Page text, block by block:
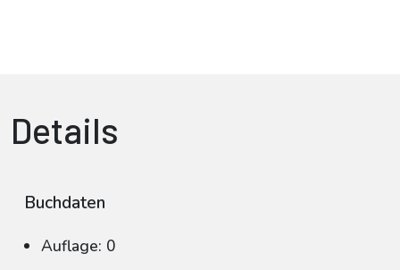
Details
Buchdaten
Auflage: 0